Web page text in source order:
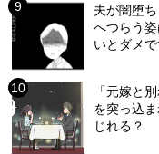
夫が闇堕
へつらう
いとダメで
「元嫁と
を突っ込
じれる？